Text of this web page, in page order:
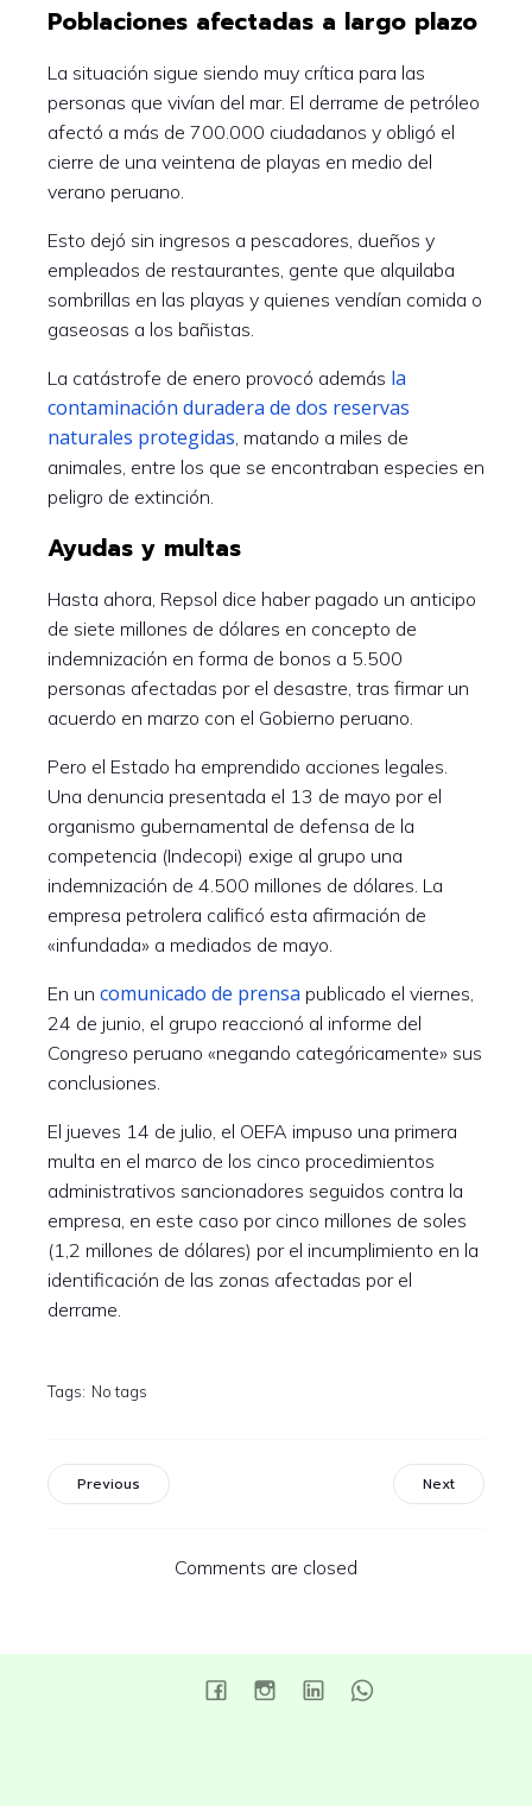
Poblaciones afectadas a largo plazo
La situación sigue siendo muy crítica para las
personas que vivían del mar. El derrame de petróleo
afectó a más de 700.000 ciudadanos y obligó el
cierre de una veintena de playas en medio del
verano peruano.
Esto dejó sin ingresos a pescadores, dueños y
empleados de restaurantes, gente que alquilaba
sombrillas en las playas y quienes vendían comida o
gaseosas a los bañistas.
La catástrofe de enero provocó además la
contaminación duradera de dos reservas
naturales protegidas, matando a miles de
animales, entre los que se encontraban especies en
peligro de extinción.
Ayudas y multas
Hasta ahora, Repsol dice haber pagado un anticipo
de siete millones de dólares en concepto de
indemnización en forma de bonos a 5.500
personas afectadas por el desastre, tras firmar un
acuerdo en marzo con el Gobierno peruano.
Pero el Estado ha emprendido acciones legales.
Una denuncia presentada el 13 de mayo por el
organismo gubernamental de defensa de la
competencia (Indecopi) exige al grupo una
indemnización de 4.500 millones de dólares. La
empresa petrolera calificó esta afirmación de
«infundada» a mediados de mayo.
En un comunicado de prensa publicado el viernes,
24 de junio, el grupo reaccionó al informe del
Congreso peruano «negando categóricamente» sus
conclusiones.
El jueves 14 de julio, el OEFA impuso una primera
multa en el marco de los cinco procedimientos
administrativos sancionadores seguidos contra la
empresa, en este caso por cinco millones de soles
(1,2 millones de dólares) por el incumplimiento en la
identificación de las zonas afectadas por el
derrame.
Tags: No tags
Previous Next
Comments are closed